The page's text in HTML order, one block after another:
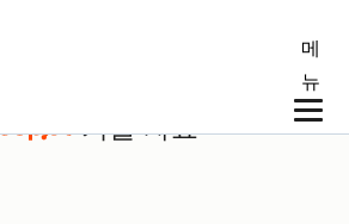
메
뉴
기술 자료